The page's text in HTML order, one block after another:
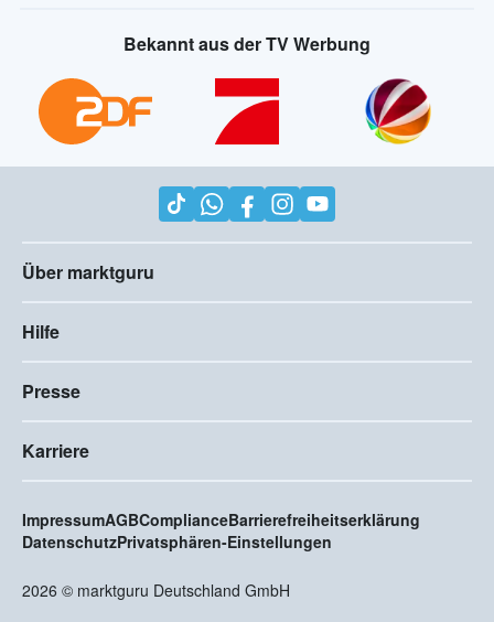
Bekannt aus der TV Werbung
Über marktguru
Hilfe
Presse
Karriere
ImpressumAGBComplianceBarrierefreiheitserklärung
DatenschutzPrivatsphären-Einstellungen
2026 © marktguru Deutschland GmbH